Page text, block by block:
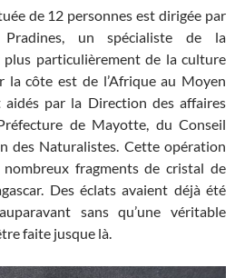
de 12 personnes est dirigée par
Pradines, un spécialiste de la
particulièrement de la culture
côte est de l’Afrique au Moyen
par la Direction des affaires
de Mayotte, du Conseil
des Naturalistes. Cette opération
fragments de cristal de
Des éclats avaient déjà été
sans qu’une véritable
faite jusque là.